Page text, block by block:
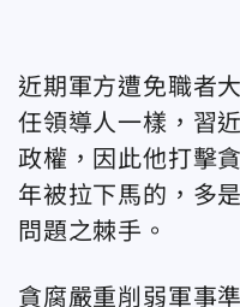
近期軍方遭免職者
任領導人一樣，習
政權，因此他打擊
年被拉下馬的，多
問題之棘手。
貪腐嚴重削弱軍事